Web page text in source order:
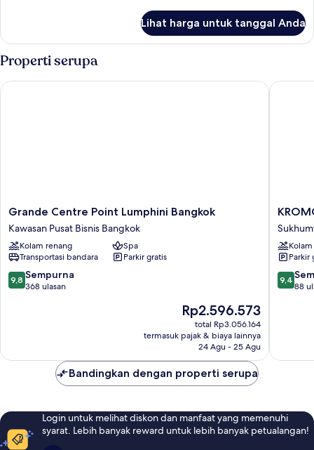
Suite
1
tidur
Lihat harga untuk tanggal Anda
Properti serupa
Grande
Centre
Point
Lumphini
Bangkok
Kawasan
Pusat
Grande Centre Point Lumphini Bangkok
Kawasan Pusat Bisnis Bangkok
Kolam renang
Spa
Transportasi bandara
Parkir gratis
9.8
dari
9,8 Sempurna
368 ulasan
Harga
sekarang
Rp2.596.573
Rp2.596.573
total Rp3.056.164
termasuk pajak & biaya lainnya
24 Agu - 25 Agu
Grande Centre Point Lumphini Bangkok
KROMO
Curio
by
Hilton
Parkir
9.4
dari
9,4
88
Bandingkan dengan properti serupa
Login untuk melihat diskon dan manfaat yang memenuhi
syarat. Lebih banyak reward untuk lebih banyak petualangan!